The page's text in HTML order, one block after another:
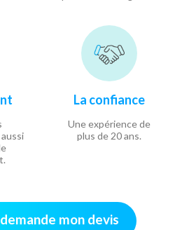
La confiance
Une expérience de
plus de 20 ans.
mon devis